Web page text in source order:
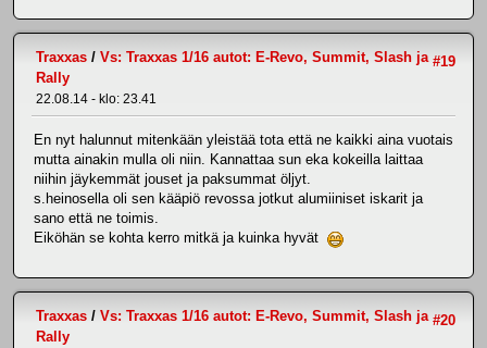
#19
Traxxas / Vs: Traxxas 1/16 autot: E-Revo, Summit, Slash ja
Rally
22.08.14 - klo: 23.41
En nyt halunnut mitenkään yleistää tota että ne kaikki aina vuotais
mutta ainakin mulla oli niin. Kannattaa sun eka kokeilla laittaa
niihin jäykemmät jouset ja paksummat öljyt.
s.heinosella oli sen kääpiö revossa jotkut alumiiniset iskarit ja
sano että ne toimis.
Eiköhän se kohta kerro mitkä ja kuinka hyvät
#20
Traxxas / Vs: Traxxas 1/16 autot: E-Revo, Summit, Slash ja
Rally